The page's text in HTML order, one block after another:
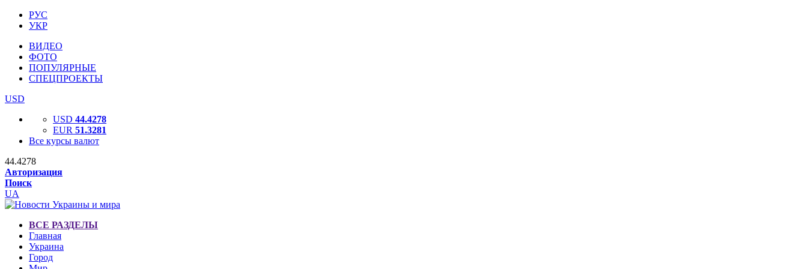
РУС
УКР
ВИДЕО
ФОТО
ПОПУЛЯРНЫЕ
СПЕЦПРОЕКТЫ
USD
USD 44.4278
EUR 51.3281
Все курсы валют
44.4278
Авторизация
Поиск
UA
ВСЕ РАЗДЕЛЫ
Главная
Украина
Город